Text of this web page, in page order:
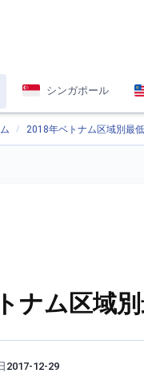
シンガポール
2018年ベトナム区域別最
ナム区域
2017-12-29